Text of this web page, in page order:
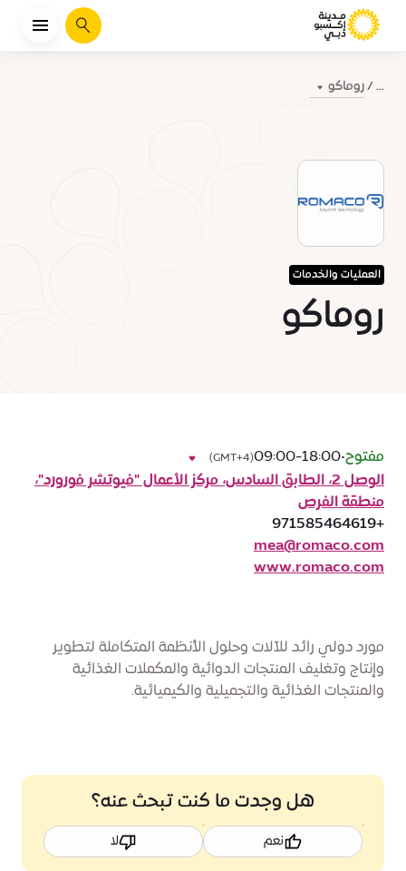
يبحث
... روماكو
العمليات والخدمات
روماكو
مورد دولي رائد للآلات وحلول الأنظمة المتكاملة لتطوير
وإنتاج وتغليف المنتجات الدوائية والمكملات الغذائية
والمنتجات الغذائية والتجميلية والكيميائية.
مفتوح•
09:00-18:00
(GMT+4)
الوصل 2، الطابق السادس، مركز الأعمال "فيوتشر فورورد"،
منطقة الفرص
+971585464619
mea@romaco.com
www.romaco.com
هل وجدت ما كنت تبحث عنه؟
نعم لا